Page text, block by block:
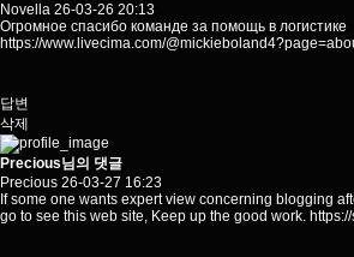
Novella 26-03-26 20:13
Огромное спасибо команде за помощь в логистике
https://www.livecima.com/
답변
삭제
Precious님의 댓글
Precious 26-03-27 16:23
If some one wants expert view concerning blogging
go to see this web site, Keep up the good work.